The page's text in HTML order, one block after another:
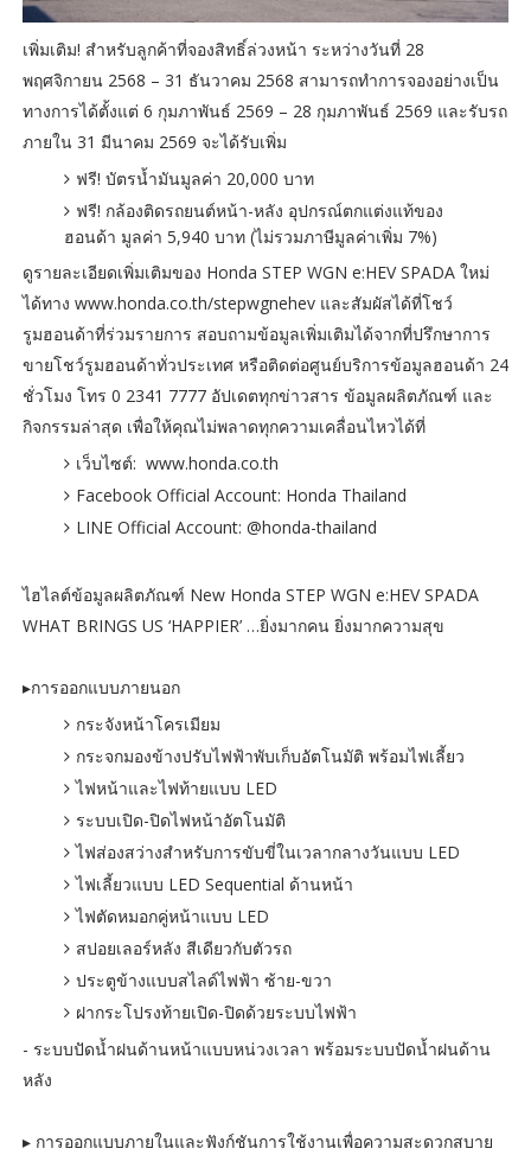
เพิ่มเติม! สำหรับลูกค้าที่จองสิทธิ์ล่วงหน้า ระหว่างวันที่ 28
พฤศจิกายน 2568 – 31 ธันวาคม 2568 สามารถทำการจองอย่างเป็น
ทางการได้ตั้งแต่ 6 กุมภาพันธ์ 2569 – 28 กุมภาพันธ์ 2569 และรับรถ
ภายใน 31 มีนาคม 2569 จะได้รับเพิ่ม
ฟรี! บัตรน้ำมันมูลค่า 20,000 บาท
ฟรี! กล้องติดรถยนต์หน้า-หลัง อุปกรณ์ตกแต่งแท้ของ
ฮอนด้า มูลค่า 5,940 บาท (ไม่รวมภาษีมูลค่าเพิ่ม 7%)
ดูรายละเอียดเพิ่มเติมของ Honda STEP WGN e:HEV SPADA ใหม่
ได้ทาง www.honda.co.th/stepwgnehev และสัมผัสได้ที่โชว์
รูมฮอนด้าที่ร่วมรายการ สอบถามข้อมูลเพิ่มเติมได้จากที่ปรึกษาการ
ขายโชว์รูมฮอนด้าทั่วประเทศ หรือติดต่อศูนย์บริการข้อมูลฮอนด้า 24
ชั่วโมง โทร 0 2341 7777 อัปเดตทุกข่าวสาร ข้อมูลผลิตภัณฑ์ และ
กิจกรรมล่าสุด เพื่อให้คุณไม่พลาดทุกความเคลื่อนไหวได้ที่
เว็บไซต์: www.honda.co.th
Facebook Official Account: Honda Thailand
LINE Official Account: @honda-thailand
ไฮไลต์ข้อมูลผลิตภัณฑ์ New Honda STEP WGN e:HEV SPADA
WHAT BRINGS US ‘HAPPIER’ …ยิ่งมากคน ยิ่งมากความสุข
▸การออกแบบภายนอก
กระจังหน้าโครเมียม
กระจกมองข้างปรับไฟฟ้าพับเก็บอัตโนมัติ พร้อมไฟเลี้ยว
ไฟหน้าและไฟท้ายแบบ LED
ระบบเปิด-ปิดไฟหน้าอัตโนมัติ
ไฟส่องสว่างสำหรับการขับขี่ในเวลากลางวันแบบ LED
ไฟเลี้ยวแบบ LED Sequential ด้านหน้า
ไฟตัดหมอกคู่หน้าแบบ LED
สปอยเลอร์หลัง สีเดียวกับตัวรถ
ประตูข้างแบบสไลด์ไฟฟ้า ซ้าย-ขวา
ฝากระโปรงท้ายเปิด-ปิดด้วยระบบไฟฟ้า
- ระบบปัดน้ำฝนด้านหน้าแบบหน่วงเวลา พร้อมระบบปัดน้ำฝนด้าน
หลัง
▸ การออกแบบภายในและฟังก์ชันการใช้งานเพื่อความสะดวกสบาย